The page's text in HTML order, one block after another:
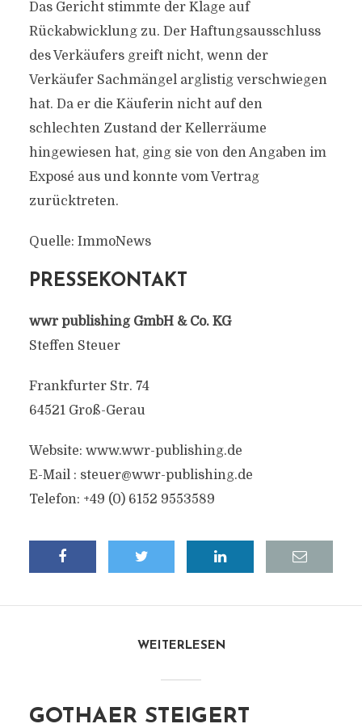
Das Gericht stimmte der Klage auf
Rückabwicklung zu. Der Haftungsausschluss
des Verkäufers greift nicht, wenn der
Verkäufer Sachmängel arglistig verschwiegen
hat. Da er die Käuferin nicht auf den
schlechten Zustand der Kellerräume
hingewiesen hat, ging sie von den Angaben im
Exposé aus und konnte vom Vertrag
zurücktreten.
Quelle: ImmoNews
PRESSEKONTAKT
wwr publishing GmbH & Co. KG
Steffen Steuer
Frankfurter Str. 74
64521 Groß-Gerau
Website: www.wwr-publishing.de
E-Mail : steuer@wwr-publishing.de
Telefon: +49 (0) 6152 9553589
WEITERLESEN
GOTHAER STEIGERT